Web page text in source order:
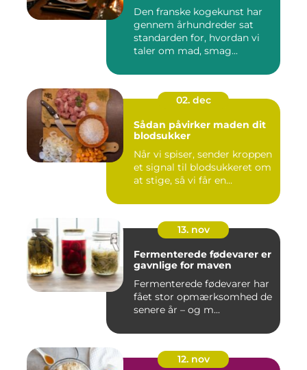
Den franske kogekunst har
gennem århundreder sat
standarden for, hvordan vi
taler om mad, smag...
02. dec
Sådan påvirker maden dit
blodsukker
Når vi spiser, sender kroppen
et signal til blodsukkeret om
at stige, så vi får en...
13. nov
Fermenterede fødevarer er
gavnlige for maven
Fermenterede fødevarer har
fået stor opmærksomhed de
senere år – og m...
12. nov